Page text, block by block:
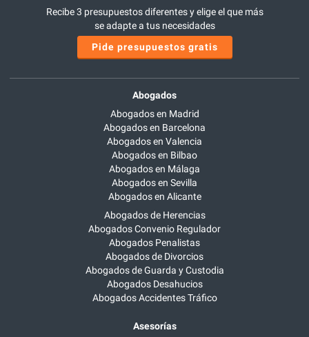
Recibe 3 presupuestos diferentes y elige el que más
se adapte a tus necesidades
Pide presupuestos gratis
Abogados
Abogados en Madrid
Abogados en Barcelona
Abogados en Valencia
Abogados en Bilbao
Abogados en Málaga
Abogados en Sevilla
Abogados en Alicante
Abogados de Herencias
Abogados Convenio Regulador
Abogados Penalistas
Abogados de Divorcios
Abogados de Guarda y Custodia
Abogados Desahucios
Abogados Accidentes Tráfico
Asesorías